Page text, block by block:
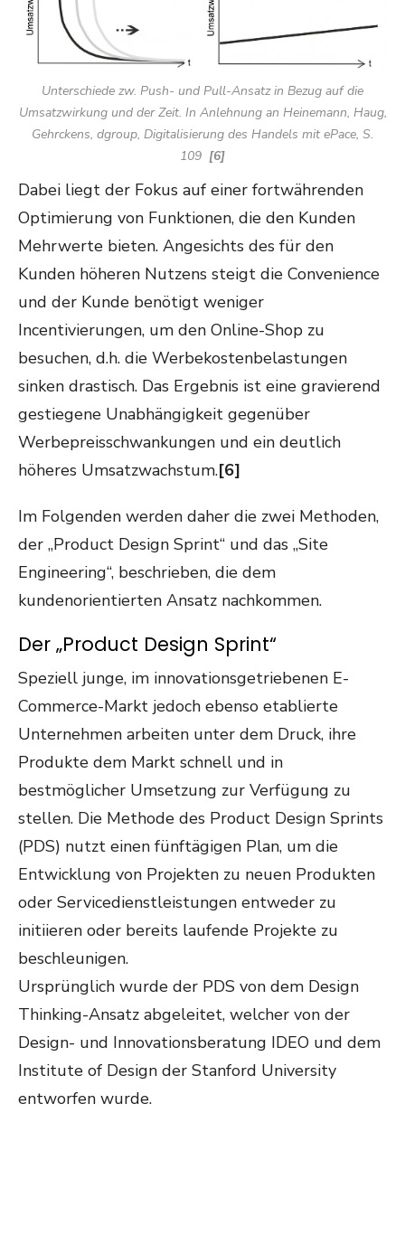
Unterschiede zw. Push- und Pull-Ansatz in Bezug auf die
Umsatzwirkung und der Zeit. In Anlehnung an Heinemann, Haug,
Gehrckens, dgroup, Digitalisierung des Handels mit ePace, S.
109 [6]
Dabei liegt der Fokus auf einer fortwährenden
Optimierung von Funktionen, die den Kunden
Mehrwerte bieten. Angesichts des für den
Kunden höheren Nutzens steigt die Convenience
und der Kunde benötigt weniger
Incentivierungen, um den Online-Shop zu
besuchen, d.h. die Werbekostenbelastungen
sinken drastisch. Das Ergebnis ist eine gravierend
gestiegene Unabhängigkeit gegenüber
Werbepreisschwankungen und ein deutlich
höheres Umsatzwachstum.[6]
Im Folgenden werden daher die zwei Methoden,
der „Product Design Sprint“ und das „Site
Engineering“, beschrieben, die dem
kundenorientierten Ansatz nachkommen.
Der „Product Design Sprint“
Speziell junge, im innovationsgetriebenen E-
Commerce-Markt jedoch ebenso etablierte
Unternehmen arbeiten unter dem Druck, ihre
Produkte dem Markt schnell und in
bestmöglicher Umsetzung zur Verfügung zu
stellen. Die Methode des Product Design Sprints
(PDS) nutzt einen fünftägigen Plan, um die
Entwicklung von Projekten zu neuen Produkten
oder Servicedienstleistungen entweder zu
initiieren oder bereits laufende Projekte zu
beschleunigen.
Ursprünglich wurde der PDS von dem Design
Thinking-Ansatz abgeleitet, welcher von der
Design- und Innovationsberatung IDEO und dem
Institute of Design der Stanford University
entworfen wurde.